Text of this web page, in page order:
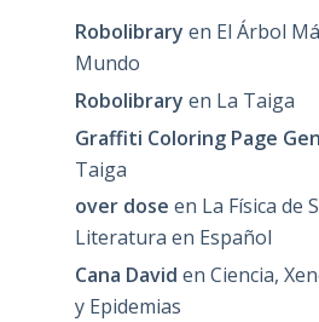
Robolibrary en El Árbol
Mundo
Robolibrary en La Taiga
Graffiti Coloring Page
Taiga
over dose en La Física de
Literatura en Español
Cana David en Ciencia,
y Epidemias